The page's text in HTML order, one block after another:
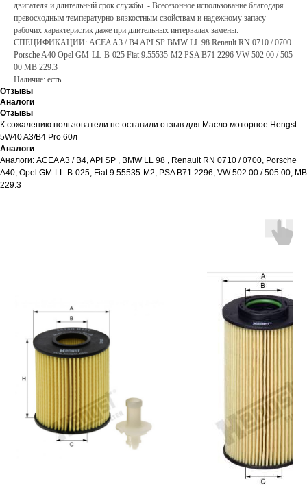
двигателя и длительный срок службы. - Всесезонное использование благодаря
превосходным температурно-вязкостным свойствам и надежному запасу
рабочих характеристик даже при длительных интервалах замены.
СПЕЦИФИКАЦИИ: ACEA A3 / B4 API SP BMW LL 98 Renault RN 0710 / 0700
Porsche A40 Opel GM-LL-B-025 Fiat 9.55535-M2 PSA B71 2296 VW 502 00 / 505
00 MB 229.3
Наличие: есть
Отзывы
Аналоги
Отзывы
К сожалению пользователи не оставили отзыв для Масло моторное Hengst
5W40 A3/B4 Pro 60л
Аналоги
Аналоги: ACEA A3 / B4, API SP , BMW LL 98 , Renault RN 0710 / 0700, Porsche
A40, Opel GM-LL-B-025, Fiat 9.55535-M2, PSA B71 2296, VW 502 00 / 505 00, MB
229.3